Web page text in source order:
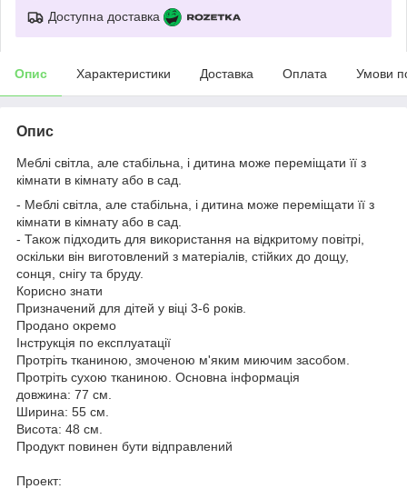
Доступна доставка
Опис Характеристики Доставка Оплата Умови
Опис
Меблі світла, але стабільна, і дитина може переміщати її з
кімнати в кімнату або в сад.
- Меблі світла, але стабільна, і дитина може переміщати її з
кімнати в кімнату або в сад.
- Також підходить для використання на відкритому повітрі,
оскільки він виготовлений з матеріалів, стійких до дощу,
сонця, снігу та бруду.
Корисно знати
Призначений для дітей у віці 3-6 років.
Продано окремо
Інструкція по експлуатації
Протріть тканиною, змоченою м'яким миючим засобом.
Протріть сухою тканиною. Основна інформація
довжина: 77 см.
Ширина: 55 см.
Висота: 48 см.
Продукт повинен бути відправлений
Проект: